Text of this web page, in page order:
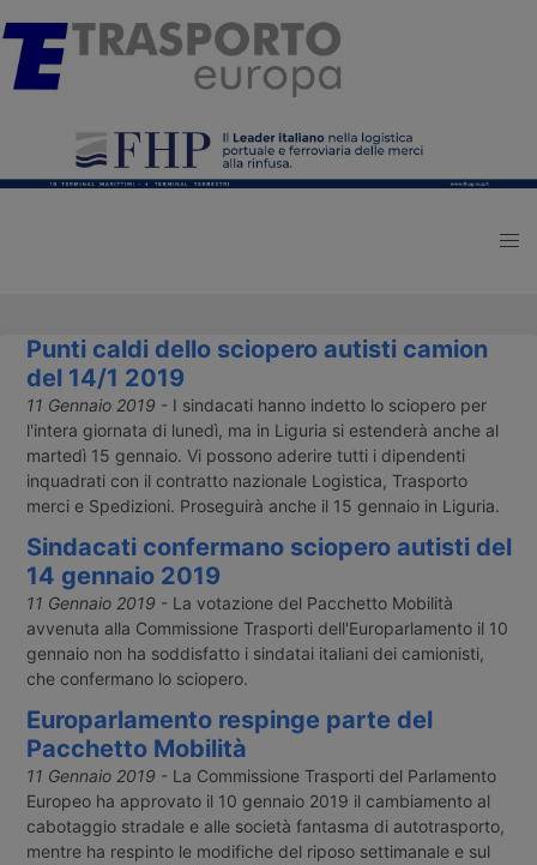
Punti caldi dello sciopero autisti camion
del 14/1 2019
11 Gennaio 2019 - I sindacati hanno indetto lo sciopero per
l'intera giornata di lunedì, ma in Liguria si estenderà anche al
martedì 15 gennaio. Vi possono aderire tutti i dipendenti
inquadrati con il contratto nazionale Logistica, Trasporto
merci e Spedizioni. Proseguirà anche il 15 gennaio in Liguria.
Sindacati confermano sciopero autisti del
14 gennaio 2019
11 Gennaio 2019 - La votazione del Pacchetto Mobilità
avvenuta alla Commissione Trasporti dell'Europarlamento il 10
gennaio non ha soddisfatto i sindatai italiani dei camionisti,
che confermano lo sciopero.
Europarlamento respinge parte del
Pacchetto Mobilità
11 Gennaio 2019 - La Commissione Trasporti del Parlamento
Europeo ha approvato il 10 gennaio 2019 il cambiamento al
cabotaggio stradale e alle società fantasma di autotrasporto,
mentre ha respinto le modifiche del riposo settimanale e sul